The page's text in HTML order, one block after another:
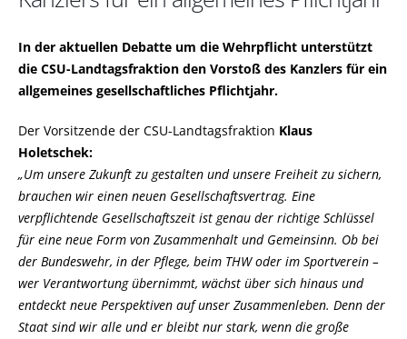
In der aktuellen Debatte um die Wehrpflicht unterstützt
die CSU-Landtagsfraktion den Vorstoß des Kanzlers für ein
allgemeines gesellschaftliches Pflichtjahr.
Der Vorsitzende der CSU-Landtagsfraktion Klaus
Holetschek:
Um unsere Zukunft zu gestalten und unsere Freiheit zu sichern,
brauchen wir einen neuen Gesellschaftsvertrag. Eine
verpflichtende Gesellschaftszeit ist genau der richtige Schlüssel
für eine neue Form von Zusammenhalt und Gemeinsinn. Ob bei
der Bundeswehr, in der Pflege, beim THW oder im Sportverein –
wer Verantwortung übernimmt, wächst über sich hinaus und
entdeckt neue Perspektiven auf unser Zusammenleben. Denn der
Staat sind wir alle und er bleibt nur stark, wenn die große